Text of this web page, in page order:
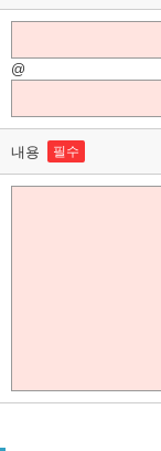
@
내용 필수